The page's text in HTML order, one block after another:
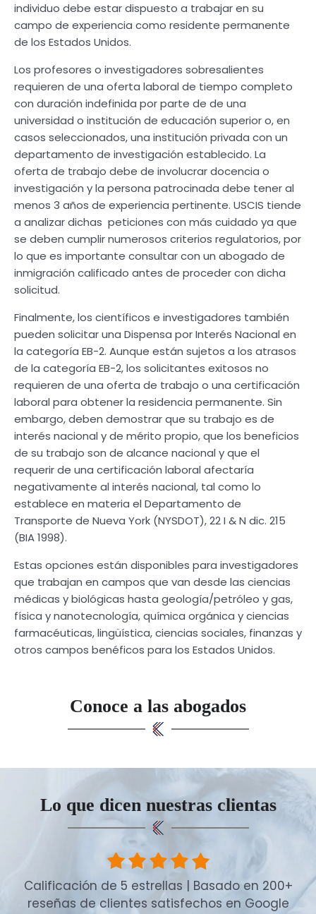
individuo debe estar dispuesto a trabajar en su
campo de experiencia como residente permanente
de los Estados Unidos.
Los profesores o investigadores sobresalientes
requieren de una oferta laboral de tiempo completo
con duración indefinida por parte de de una
universidad o institución de educación superior o, en
casos seleccionados, una institución privada con un
departamento de investigación establecido. La
oferta de trabajo debe de involucrar docencia o
investigación y la persona patrocinada debe tener al
menos 3 años de experiencia pertinente. USCIS tiende
a analizar dichas peticiones con más cuidado ya que
se deben cumplir numerosos criterios regulatorios, por
lo que es importante consultar con un abogado de
inmigración calificado antes de proceder con dicha
solicitud.
Finalmente, los científicos e investigadores también
pueden solicitar una Dispensa por Interés Nacional en
la categoría EB-2. Aunque están sujetos a los atrasos
de la categoría EB-2, los solicitantes exitosos no
requieren de una oferta de trabajo o una certificación
laboral para obtener la residencia permanente. Sin
embargo, deben demostrar que su trabajo es de
interés nacional y de mérito propio, que los beneficios
de su trabajo son de alcance nacional y que el
requerir de una certificación laboral afectaría
negativamente al interés nacional, tal como lo
establece en materia el Departamento de
Transporte de Nueva York (NYSDOT), 22 I & N dic. 215
(BIA 1998).
Estas opciones están disponibles para investigadores
que trabajan en campos que van desde las ciencias
médicas y biológicas hasta geología/petróleo y gas,
física y nanotecnología, química orgánica y ciencias
farmacéuticas, lingüística, ciencias sociales, finanzas y
otros campos benéficos para los Estados Unidos.
Conoce a las abogados
Lo que dicen nuestras clientas
Calificación de 5 estrellas | Basado en 200+
reseñas de clientes satisfechos en Google